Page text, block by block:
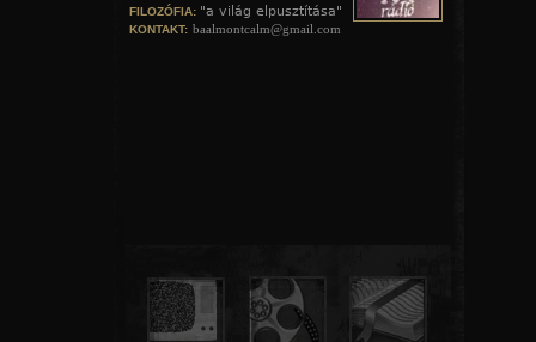
FILOZÓFIA: "a világ elpusztítása"
KONTAKT: baalmontcalm@gmail.com